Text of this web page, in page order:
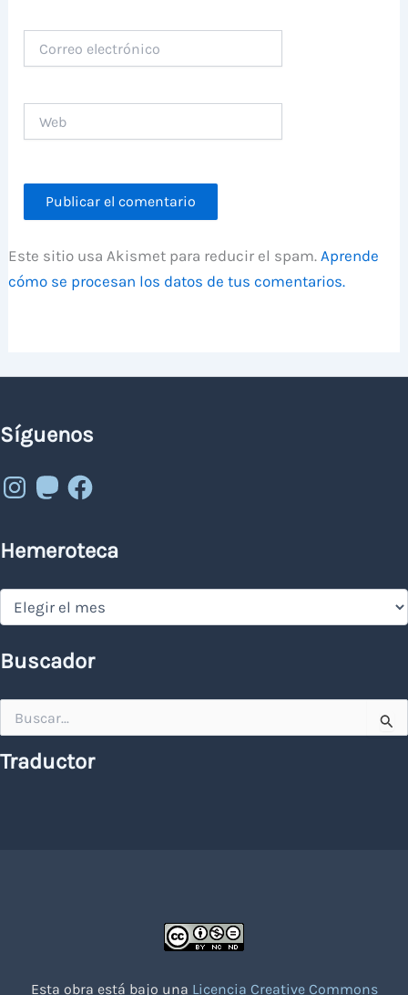
electrónico
Este sitio usa Akismet para reducir el spam.Aprende
cómo se procesan los datos de tus comentarios.
Síguenos
Instagram
MastodonFacebook
Hemeroteca
Hemeroteca
Buscador
por:
Traductor
Esta obra está bajo una Licencia Creative Commons